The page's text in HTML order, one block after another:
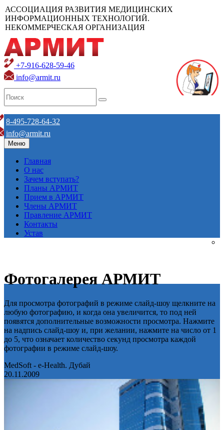
АССОЦИАЦИЯ РАЗВИТИЯ МЕДИЦИНСКИХ
ИНФОРМАЦИОННЫХ ТЕХНОЛОГИЙ.
НЕКОММЕРЧЕСКАЯ ОРГАНИЗАЦИЯ
+7-916-628-59-46
info@armit.ru
8-495-728-64-32
info@armit.ru
Меню
Главная
О нас
Зачем вступать?
Планы АРМИТ
Прием в АРМИТ
Члены АРМИТ
Правление АРМИТ
Контакты
Устав
Фотогалерея АРМИТ
Для просмотра фотографий в режиме слайд-шоу щелкните на
любую фотографию, и когда она увеличится, то под ней
появятся дополнительные возможности просмотра. Нажмите
на надпись слайд-шоу и, при желании, нажмите на число от 1
до 5, что означает количество секунд просмотра каждой
фотографии в режиме слайд-шоу.
MedSoft - e-Health. Дубай
20.11.2009